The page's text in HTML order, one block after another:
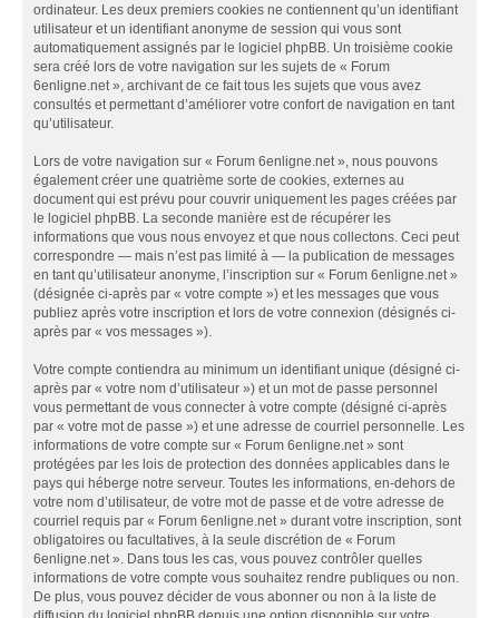
ordinateur. Les deux premiers cookies ne contiennent qu’un identifiant
utilisateur et un identifiant anonyme de session qui vous sont
automatiquement assignés par le logiciel phpBB. Un troisième cookie
sera créé lors de votre navigation sur les sujets de « Forum
6enligne.net », archivant de ce fait tous les sujets que vous avez
consultés et permettant d’améliorer votre confort de navigation en tant
qu’utilisateur.
Lors de votre navigation sur « Forum 6enligne.net », nous pouvons
également créer une quatrième sorte de cookies, externes au
document qui est prévu pour couvrir uniquement les pages créées par
le logiciel phpBB. La seconde manière est de récupérer les
informations que vous nous envoyez et que nous collectons. Ceci peut
correspondre — mais n’est pas limité à — la publication de messages
en tant qu’utilisateur anonyme, l’inscription sur « Forum 6enligne.net »
(désignée ci-après par « votre compte ») et les messages que vous
publiez après votre inscription et lors de votre connexion (désignés ci-
après par « vos messages »).
Votre compte contiendra au minimum un identifiant unique (désigné ci-
après par « votre nom d’utilisateur ») et un mot de passe personnel
vous permettant de vous connecter à votre compte (désigné ci-après
par « votre mot de passe ») et une adresse de courriel personnelle. Les
informations de votre compte sur « Forum 6enligne.net » sont
protégées par les lois de protection des données applicables dans le
pays qui héberge notre serveur. Toutes les informations, en-dehors de
votre nom d’utilisateur, de votre mot de passe et de votre adresse de
courriel requis par « Forum 6enligne.net » durant votre inscription, sont
obligatoires ou facultatives, à la seule discrétion de « Forum
6enligne.net ». Dans tous les cas, vous pouvez contrôler quelles
informations de votre compte vous souhaitez rendre publiques ou non.
De plus, vous pouvez décider de vous abonner ou non à la liste de